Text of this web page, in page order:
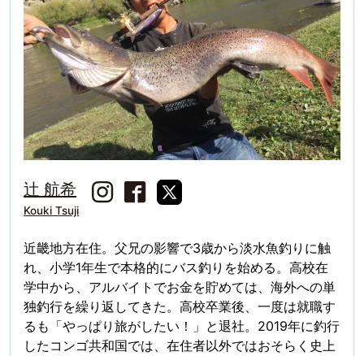
辻 航希
Kouki Tsuji
近畿地方在住。父兄の影響で3歳から淡水魚釣りに触
れ、小学1年生で本格的にバス釣りを始める。高校在
学中から、アルバイトでお金を貯めては、海外への単
独釣行を繰り返してきた。高校卒業後、一度は就職す
るも「やっぱり旅がしたい！」と退社。2019年に釣行
したコンゴ共和国では、在住者以外ではおそらく史上